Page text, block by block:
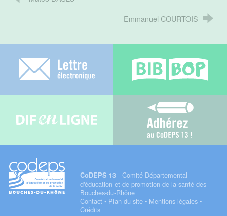
Emmanuel COURTOIS
Adhérez au
CoDEPS 13- Comité Départemental
d'éducation et de promotion de la santé des
Bouches-du-Rhône
Contact • Plan du site• Mentions légales•
Crédits